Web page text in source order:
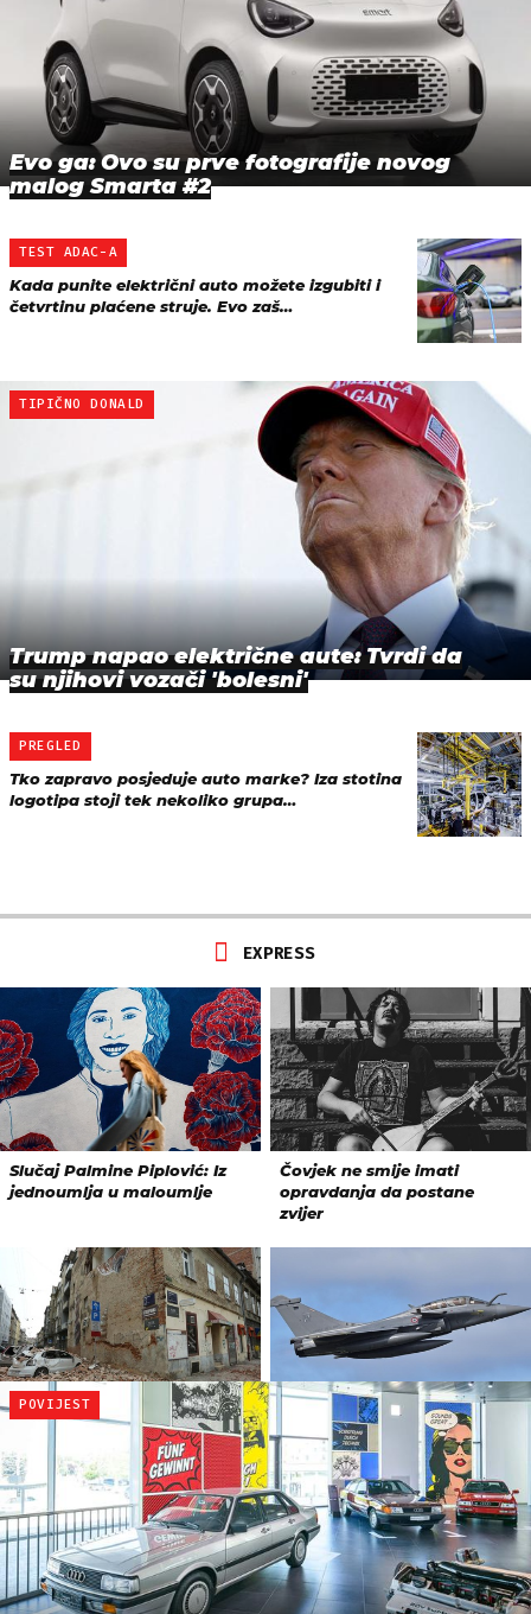
Evo ga: Ovo su prve fotografije novog
malog Smarta #2
TEST ADAC-A
Kada punite električni auto možete izgubiti i
četvrtinu plaćene struje. Evo zaš…
TIPIČNO DONALD
Trump napao električne aute: Tvrdi da
su njihovi vozači 'bolesni'
PREGLED
Tko zapravo posjeduje auto marke? Iza stotina
logotipa stoji tek nekoliko grupa…
POVIJEST